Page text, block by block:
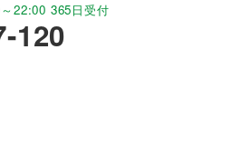
22:00 365日受付
120